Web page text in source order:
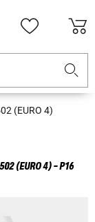
(EURO 4)
(EURO 4) - P16